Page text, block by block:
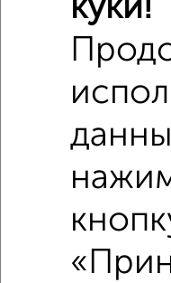
Студия квартиры с
куки!